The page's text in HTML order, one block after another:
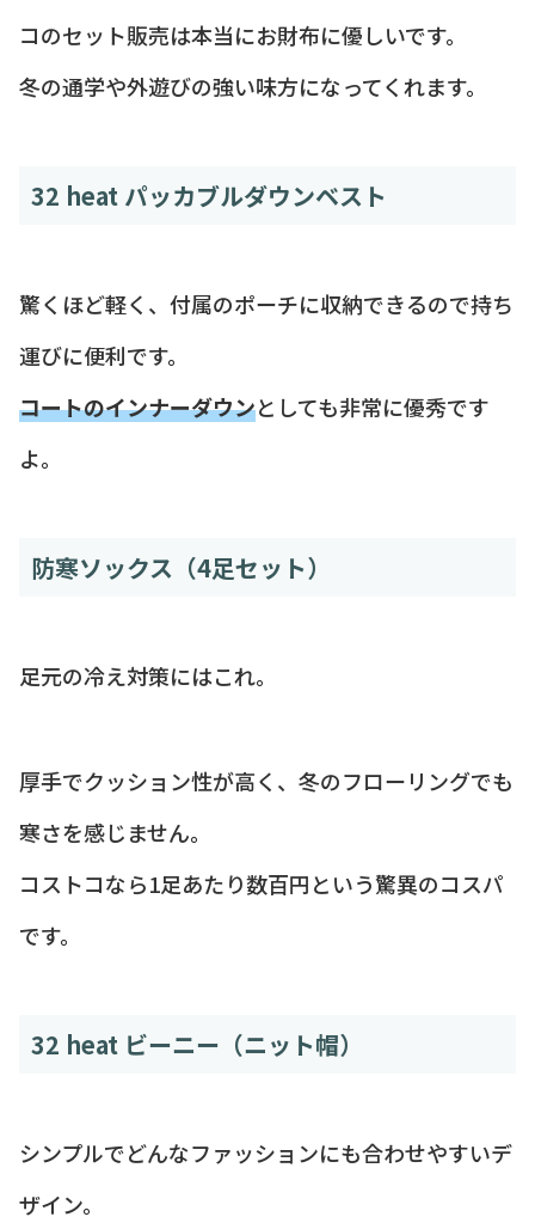
コのセット販売は本当にお財布に優しいです。
冬の通学や外遊びの強い味方になってくれます。
32 heat パッカブルダウンベスト
驚くほど軽く、付属のポーチに収納できるので持ち
運びに便利です。
コートのインナーダウンとしても非常に優秀です
よ。
防寒ソックス（4足セット）
足元の冷え対策にはこれ。
厚手でクッション性が高く、冬のフローリングでも
寒さを感じません。
コストコなら1足あたり数百円という驚異のコスパ
です。
32 heat ビーニー（ニット帽）
シンプルでどんなファッションにも合わせやすいデ
ザイン。